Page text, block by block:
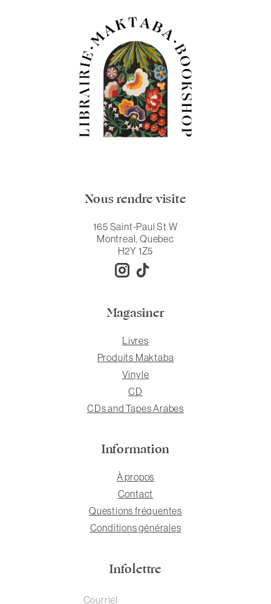
Nous rendre visite
165 Saint-Paul St W
Montreal, Quebec
H2Y 1Z5
Magasiner
Livres
Produits Maktaba
Vinyle
CD
CDs and Tapes Arabes
Information
À propos
Contact
Questions fréquentes
Conditions générales
Infolettre